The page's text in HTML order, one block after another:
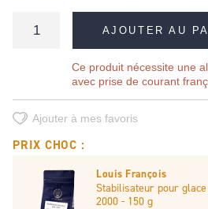
AJOUTER AU
Ce produit nécessite une
avec prise de courant
Ajouter à mes favoris
PRIX CHOC :
Louis François
Stabilisateur pour
2000 - 150 g